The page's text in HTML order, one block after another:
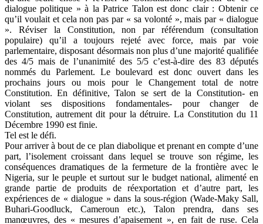
dialogue politique » à la Patrice Talon est donc clair : Obtenir ce
qu’il voulait et cela non pas par « sa volonté », mais par « dialogue
». Réviser la Constitution, non par référendum (consultation
populaire) qu’il a toujours rejeté avec force, mais par voie
parlementaire, disposant désormais non plus d’une majorité qualifiée
des 4/5 mais de l’unanimité des 5/5 c’est-à-dire des 83 députés
nommés du Parlement. Le boulevard est donc ouvert dans les
prochains jours ou mois pour le Changement total de notre
Constitution. En définitive, Talon se sert de la Constitution- en
violant ses dispositions fondamentales- pour changer de
Constitution, autrement dit pour la détruire. La Constitution du 11
Décembre 1990 est finie.
Tel est le défi.
Pour arriver à bout de ce plan diabolique et prenant en compte d’une
part, l’isolement croissant dans lequel se trouve son régime, les
conséquences dramatiques de la fermeture de la frontière avec le
Nigeria, sur le peuple et surtout sur le budget national, alimenté en
grande partie de produits de réexportation et d’autre part, les
expériences de « dialogue » dans la sous-région (Wade-Maky Sall,
Buhari-Goodluck, Cameroun etc.), Talon prendra, dans ses
manœuvres, des « mesures d’apaisement », en fait de ruse. Cela